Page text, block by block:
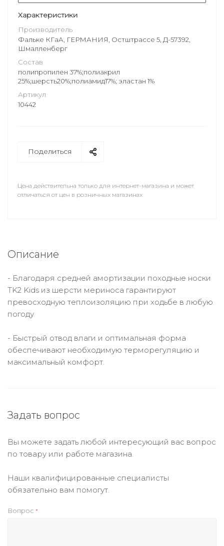
Характеристики
Производитель
Фальке КГаА, ГЕРМАНИЯ, Остштрассе 5, Д-57392,
Шмалленберг
Состав
полипропилен 37%;полиакрил
25%;шерсть20%;полиамид17%; эластан 1%
Артикул
10442
Поделиться
Цена действительна только для интернет-магазина и может
отличаться от цен в розничных магазинах
Описание
- Благодаря средней амортизации походные носки
TK2 Kids из шерсти мериноса гарантируют
превосходную теплоизоляцию при ходьбе в любую
погоду
- Быстрый отвод влаги и оптимальная форма
обеспечивают необходимую терморегуляцию и
максимальный комфорт.
Задать вопрос
Вы можете задать любой интересующий вас вопрос
по товару или работе магазина.
Наши квалифицированные специалисты
обязательно вам помогут.
Вопрос *